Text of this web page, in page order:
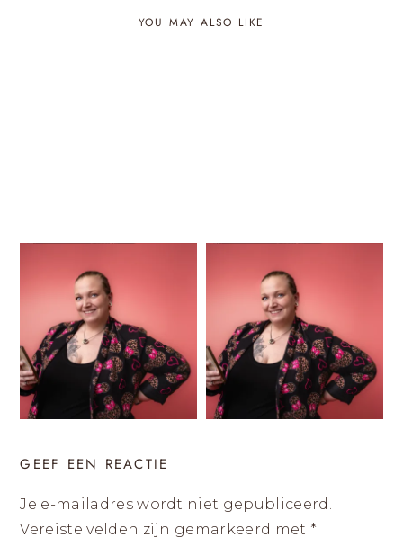
YOU MAY ALSO LIKE
GEEF EEN REACTIE
Je e-mailadres wordt niet gepubliceerd.
Vereiste velden zijn gemarkeerd met *